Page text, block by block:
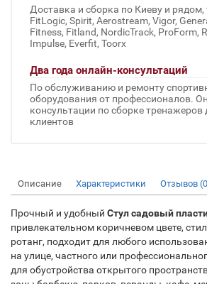
Доставка и сборка по Киеву и
FitLogic, Spirit, Aerostream, Vigor,
Fitness, Fitland, NordicTrack, ProForm,
Impulse, Everfit, Toorx
Два года онлайн-консультаций
По обслуживанию и ремонту
оборудования от профессионалов.
консультации по сборке тренажеров
клиентов
Описание Характеристики Отзывов
Прочный и удобный Стул садовый
привлекательном коричневом цвете,
ротанг, подходит для любого
на улице, частного или
для обустройства открытого